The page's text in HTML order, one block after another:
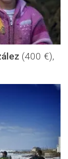
(400 €),